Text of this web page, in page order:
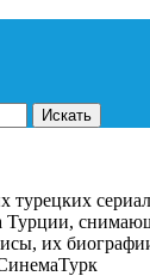
Турции,
их